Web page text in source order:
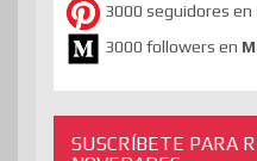
3000 seguidores en
3000 followers en
SUSCRÍBETE PARA